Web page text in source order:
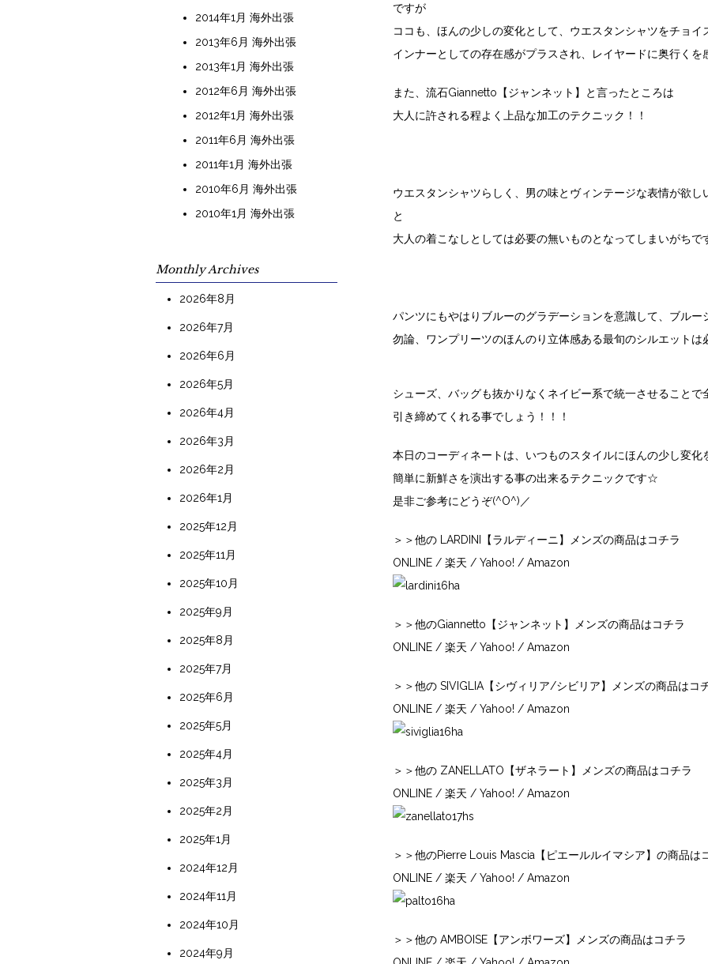
ですが
ココも、ほんの少しの変化として、ウエスタンシャツをチョイ
インナーとしての存在感がプラスされ、レイヤードに奥行く
また、流石Giannetto【ジャンネット】
と言ったところは
大人に許される程よく上品な加工のテクニック！！
ウエスタンシャツらしく、男の味とヴィンテージな表情が欲
と
大人の着こなしとしては必要の無いものとなってしまいがち
パンツにもやはりブルーのグラデーションを意識して、ブルー
勿論、ワンプリーツのほんのり立体感ある最旬のシルエット
シューズ、バッグも抜かりなくネイビー系で統一させることで
引き締めてくれる事でしょう！！！
本日のコーディネートは、いつものスタイルにほんの少し変化
簡単に新鮮さを演出する事の出来るテクニックです☆
是非ご参考にどうぞ(^O^)／
＞＞他の LARDINI【ラルディーニ】メンズの商品はコチラ
ONLINE / 楽天 / Yahoo! / Amazon
＞＞他のGiannetto【ジャンネット】メンズの商品はコチラ
ONLINE / 楽天 / Yahoo! / Amazon
＞＞他の SIVIGLIA【シヴィリア/シビリア】メンズの商品はコ
ONLINE / 楽天 / Yahoo! / Amazon
＞＞他の ZANELLATO【ザネラート】メンズの商品はコチラ
ONLINE / 楽天 / Yahoo! / Amazon
＞＞他のPierre Louis Mascia【ピエールルイマシア】の商品は
ONLINE / 楽天 / Yahoo! / Amazon
＞＞他の AMBOISE【アンボワーズ】メンズの商品はコチラ
2014年1月 海外出張
2013年6月 海外出張
2013年1月 海外出張
2012年6月 海外出張
2012年1月 海外出張
2011年6月 海外出張
2011年1月 海外出張
2010年6月 海外出張
2010年1月 海外出張
Monthly Archives
2026年8月
2026年7月
2026年6月
2026年5月
2026年4月
2026年3月
2026年2月
2026年1月
2025年12月
2025年11月
2025年10月
2025年9月
2025年8月
2025年7月
2025年6月
2025年5月
2025年4月
2025年3月
2025年2月
2025年1月
2024年12月
2024年11月
2024年10月
2024年9月